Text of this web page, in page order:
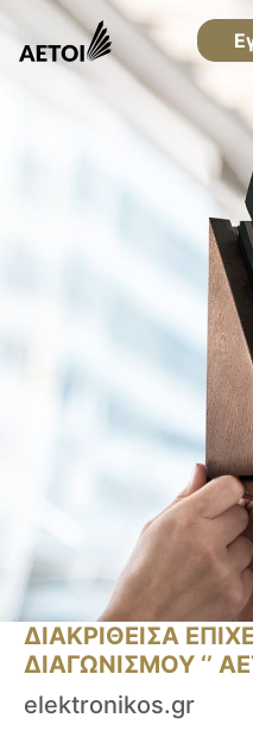
ΔΙΑΚΡΙΘΕΙΣΑ
ΔΙΑΓΩΝΙΣΜΟΥ ‘’
elektronikos.gr